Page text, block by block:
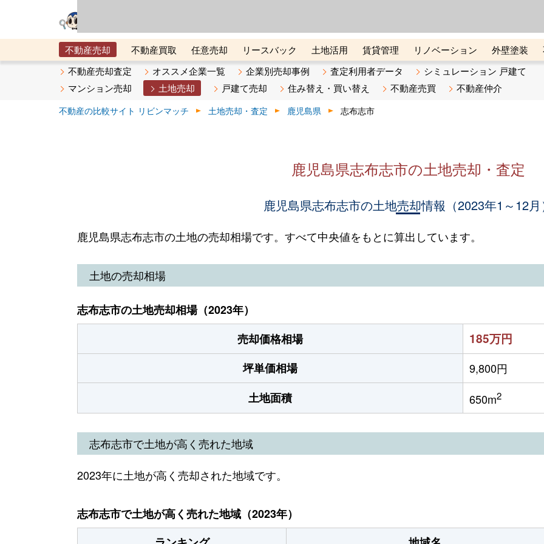
不動産売却 不動産買取 任意売却 リースバック 土地活用 賃貸管理 リノベーション 外壁塗装
メタ住宅展示場
ベスト不動産カンパニー オンライン講座 リビンマガジンBiz 不動産売却ご相談デスク
不動産売却査定 オススメ企業一覧 企業別売却事例 査定利用者データ
シミュレーション 戸建て
マンション売却
土地売却 戸建て売却 住み替え・買い替え 不動産売買 不動産仲介
不動産の比較サイト リビンマッチ 土地売却・査定 鹿児島県 志布志市
鹿児島県志布志市の土地売却・査定
鹿児島県志布志市の土地売却情報（2023年1～12月
鹿児島県志布志市の土地の売却相場です。すべて中央値をもとに算出しています。
土地の売却相場
志布志市の土地売却相場（2023年）
売却価格相場
185万円
坪単価相場
9,800円
土地面積
650m2
志布志市で土地が高く売れた地域
2023年に土地が高く売却された地域です。
志布志市で土地が高く売れた地域（2023年）